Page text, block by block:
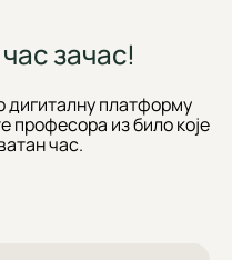
зачас!
дигиталну платформу
професора из било које
час.